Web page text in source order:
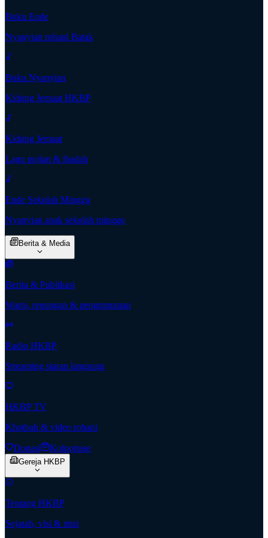
Buku Ende
Nyanyian rohani Batak
Buku Nyanyian
Kidung Jemaat HKBP
Kidung Jemaat
Lagu pujian & ibadah
Ende Sekolah Minggu
Nyanyian anak sekolah minggu
Berita & Media
Berita & Publikasi
Warta, renungan & pengumuman
Radio HKBP
Streaming siaran langsung
HKBP TV
Khotbah & video rohani
Donasi Kolportase
Gereja HKBP
Tentang HKBP
Sejarah, visi & misi